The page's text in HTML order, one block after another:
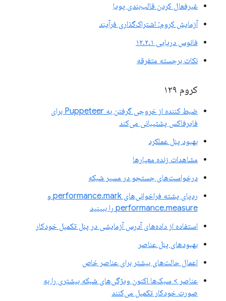
غیرفعال کردن قالب‌بندی پویا
آزمایش کروم: اشتراک‌گذاری فرآیند
فانوس دریایی ۱۲.۲.۱
نکات برجسته متفرقه
کروم ۱۲۹
ضبط کننده از خروجی گرفتن به Puppeteer برای
فایرفاکس پشتیبانی می‌کند
بهبود پنل عملکرد
مشاهدات زنده معیارها
درخواست‌های جستجو در مسیر شبکه
ردپای پشته فراخوانی‌های performance.mark و
performance.measure را ببینید
استفاده از داده‌های آدرس آزمایشی در پنل تکمیل خودکار
بهبودهای پنل عناصر
اعمال حالت‌های بیشتر برای عناصر خاص
عناصر > سبک‌ها اکنون ویژگی‌های شبکه بیشتری را به
صورت خودکار تکمیل می‌کنند